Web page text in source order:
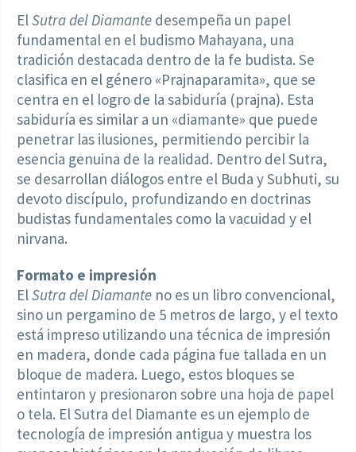
ElSutra del Diamante desempeña un papel
fundamental en el budismo Mahayana, una
tradición destacada dentro de la fe budista. Se
clasifica en el género «Prajnaparamita», que se
centra en el logro de la sabiduría (prajna). Esta
sabiduría es similar a un «diamante» que puede
penetrar las ilusiones, permitiendo percibir la
esencia genuina de la realidad. Dentro del Sutra,
se desarrollan diálogos entre el Buda y Subhuti, su
devoto discípulo, profundizando en doctrinas
budistas fundamentales como la vacuidad y el
nirvana.
Formato e impresión
ElSutra del Diamante no es un libro convencional,
sino un pergamino de 5 metros de largo, y el texto
está impreso utilizando una técnica de impresión
en madera, donde cada página fue tallada en un
bloque de madera. Luego, estos bloques se
entintaron y presionaron sobre una hoja de papel
o tela. El Sutra del Diamante es un ejemplo de
tecnología de impresión antigua y muestra los